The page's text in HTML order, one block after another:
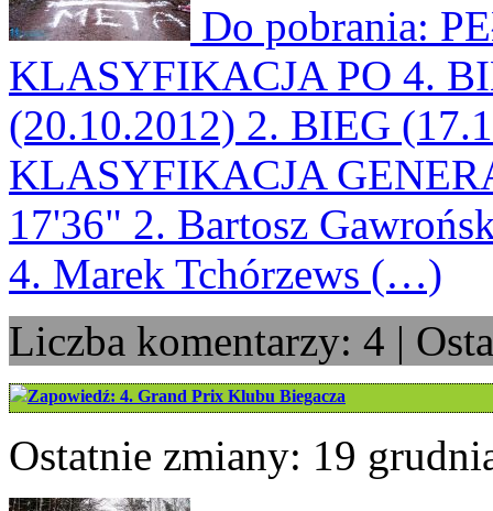
Do pobrania:
KLASYFIKACJA PO 4.
(20.10.2012) 2. BIEG
KLASYFIKACJA
17'36" 2. Bartosz
4. Marek Tchórzews (…)
Liczba komentarzy: 4 |
Zapowiedź: 4. Grand Prix Klubu Biegacza
Ostatnie zmiany: 19